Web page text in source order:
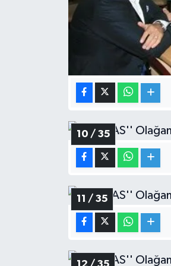
10 / 35
11 / 35